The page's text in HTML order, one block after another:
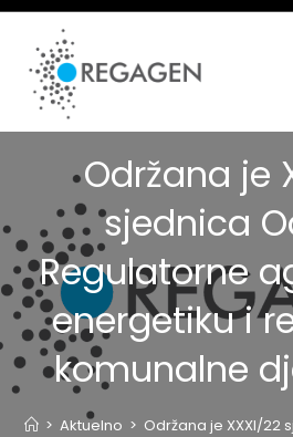
Skip
content
Održana je
sjednica
Regulatorne
energetiku i
komunalne
> Aktuelno > Održana je XXXI/